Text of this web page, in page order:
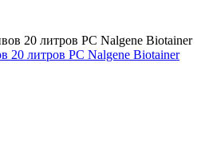
20 литров PC Nalgene Biotainer